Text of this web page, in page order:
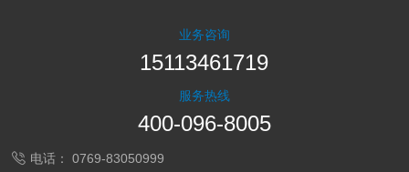
业务咨询
15113461719
服务热线
400-096-8005
电话：
0769-83050999